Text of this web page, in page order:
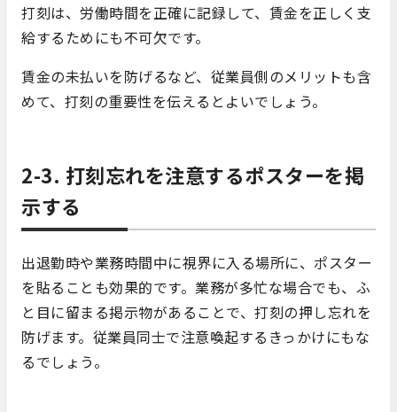
打刻は、労働時間を正確に記録して、賃金を正しく支
給するためにも不可欠です。
賃金の未払いを防げるなど、従業員側のメリットも含
めて、打刻の重要性を伝えるとよいでしょう。
2-3. 打刻忘れを注意するポスターを掲
示する
出退勤時や業務時間中に視界に入る場所に、ポスター
を貼ることも効果的です。業務が多忙な場合でも、ふ
と目に留まる掲示物があることで、打刻の押し忘れを
防げます。従業員同士で注意喚起するきっかけにもな
るでしょう。